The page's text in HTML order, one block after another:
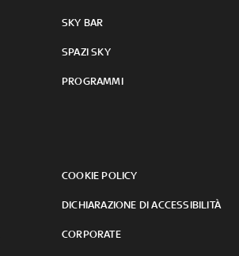
SKY BAR
SPAZI SKY
PROGRAMMI
COOKIE POLICY
DICHIARAZIONE DI ACCESSIBILITÀ
CORPORATE